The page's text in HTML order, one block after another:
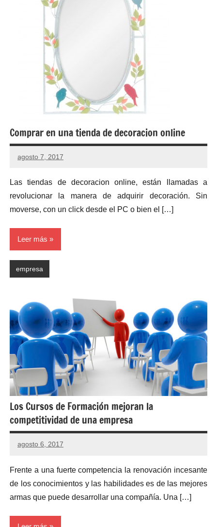
Comprar en una tienda de decoracion online
agosto 7, 2017
No
comentarios
Las tiendas de decoracion online, están llamadas a
revolucionar la manera de adquirir decoración. Sin
moverse, con un click desde el PC o bien el […]
Leer más
empresa
Los Cursos de Formación mejoran la
competitividad de una empresa
agosto 6, 2017
No
comentarios
Frente a una fuerte competencia la renovación incesante
de los conocimientos y las habilidades es de las mejores
armas que puede desarrollar una compañía. Una […]